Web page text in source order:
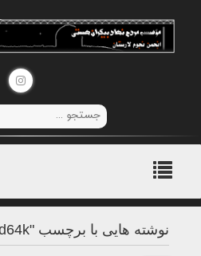
منوی
اصلی
نوشته هایی با برچسب "8oplhpx5jfz4d64k"